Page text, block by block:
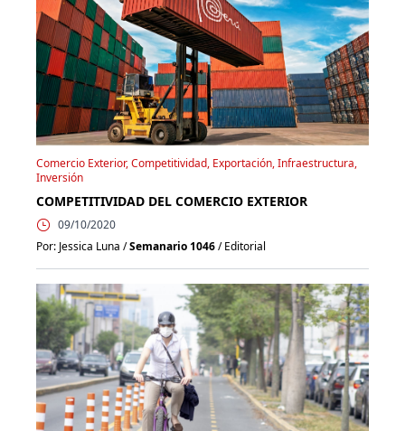
Comercio Exterior, Competitividad, Exportación, Infraestructura,
Inversión
COMPETITIVIDAD DEL COMERCIO EXTERIOR
09/10/2020
Por: Jessica Luna /Semanario 1046/ Editorial